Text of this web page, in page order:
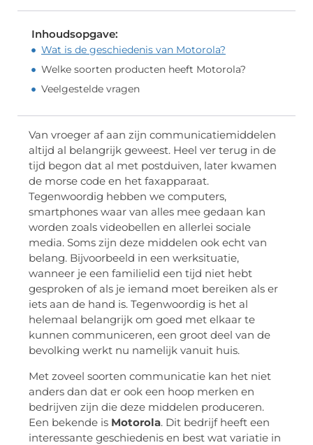
Inhoudsopgave:
Wat is de geschiedenis van Motorola?
Welke soorten producten heeft Motorola?
Veelgestelde vragen
Van vroeger af aan zijn communicatiemiddelen
altijd al belangrijk geweest. Heel ver terug in de
tijd begon dat al met postduiven, later kwamen
de morse code en het faxapparaat.
Tegenwoordig hebben we computers,
smartphones waar van alles mee gedaan kan
worden zoals videobellen en allerlei sociale
media. Soms zijn deze middelen ook echt van
belang. Bijvoorbeeld in een werksituatie,
wanneer je een familielid een tijd niet hebt
gesproken of als je iemand moet bereiken als er
iets aan de hand is. Tegenwoordig is het al
helemaal belangrijk om goed met elkaar te
kunnen communiceren, een groot deel van de
bevolking werkt nu namelijk vanuit huis.
Met zoveel soorten communicatie kan het niet
anders dan dat er ook een hoop merken en
bedrijven zijn die deze middelen produceren.
Een bekende is Motorola. Dit bedrijf heeft een
interessante geschiedenis en best wat variatie in